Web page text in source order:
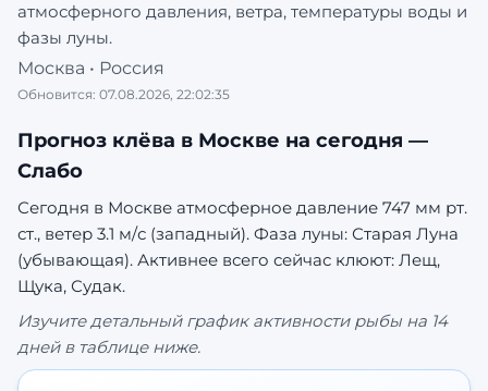
атмосферного давления, ветра, температуры воды и
фазы луны.
Москва • Россия
Обновится: 07.08.2026, 22:02:35
Прогноз клёва в Москве на сегодня —
Слабо
Сегодня в Москве атмосферное давление 747 мм рт.
ст., ветер 3.1 м/с (западный). Фаза луны: Старая Луна
(убывающая). Активнее всего сейчас клюют: Лещ,
Щука, Судак.
Изучите детальный график активности рыбы на 14
дней в таблице ниже.